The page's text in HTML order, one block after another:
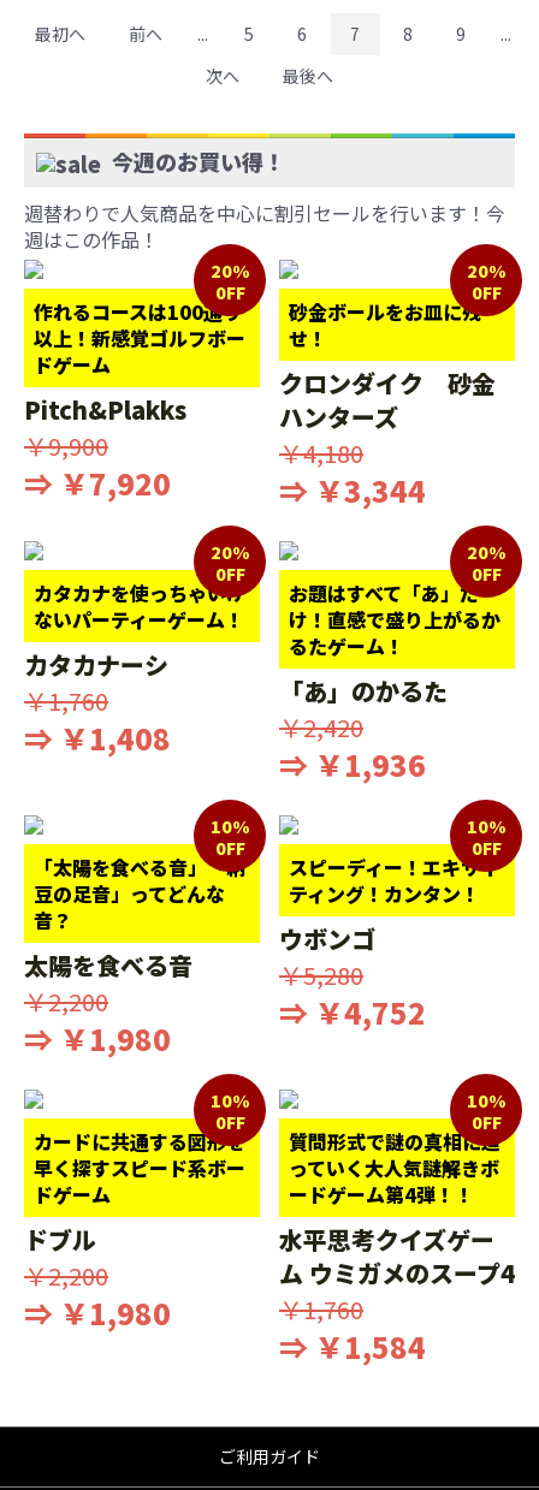
最初へ 前へ ... 5 6 7 8 9
...
次へ
最後へ
今週のお買い得！
週替わりで人気商品を中心に割引セールを行います！今
週はこの作品！
作れるコースは100通り
以上！新感覚ゴルフボー
ドゲーム
20%
0FF
Pitch&Plakks
￥9,900
⇒ ￥7,920
砂金ボールをお皿に残
せ！
20%
0FF
クロンダイク 砂金
ハンターズ
￥4,180
⇒ ￥3,344
カタカナを使っちゃいけ
ないパーティーゲーム！
20%
0FF
カタカナーシ
￥1,760
⇒ ￥1,408
お題はすべて「あ」だ
け！直感で盛り上がるか
るたゲーム！
20%
0FF
「あ」のかるた
￥2,420
⇒ ￥1,936
「太陽を食べる音」「納
豆の足音」ってどんな
音？
10%
0FF
太陽を食べる音
￥2,200
⇒ ￥1,980
スピーディー！エキサイ
ティング！カンタン！
10%
0FF
ウボンゴ
￥5,280
⇒ ￥4,752
カードに共通する図形を
早く探すスピード系ボー
ドゲーム
10%
0FF
ドブル
￥2,200
⇒ ￥1,980
質問形式で謎の真相に迫
っていく大人気謎解きボ
ードゲーム第4弾！！
10%
0FF
水平思考クイズゲー
ム ウミガメのスープ4
￥1,760
⇒ ￥1,584
ご利用ガイド